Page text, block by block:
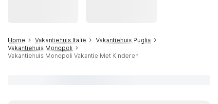
Home Vakantiehuis Italië
Vakantiehuis Puglia
Vakantiehuis Monopoli
Vakantiehuis Monopoli Vakantie Met Kinderen